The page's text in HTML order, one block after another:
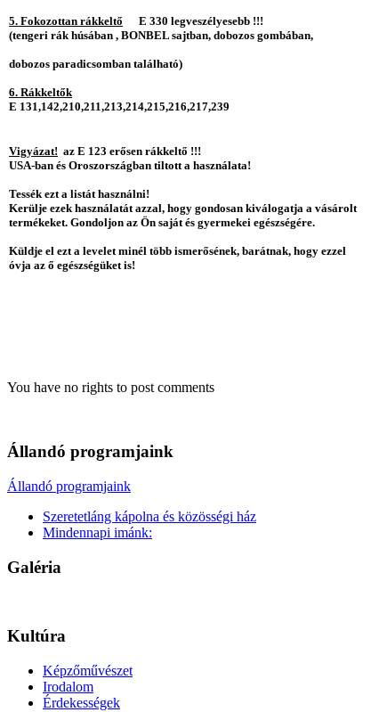
5. Fokozottan rákkeltő E 330 legveszélyesebb !!!
(tengeri rák húsában , BONBEL sajtban, dobozos gombában,
dobozos paradicsomban található)
6. Rákkeltők
E 131,142,210,211,213,214,215,216,217,239
Vigyázat! az E 123 erősen rákkeltő !!!
USA-ban és Oroszországban tiltott a használata!
Tessék ezt a listát használni!
Kerülje ezek használatát azzal, hogy gondosan kiválogatja a vásárolt
termékeket. Gondoljon az Ön saját és gyermekei egészségére.
Küldje el ezt a levelet minél több ismerősének, barátnak, hogy ezzel
óvja az ő egészségüket is!
You have no rights to post comments
Állandó programjaink
Állandó programjaink
Szeretetláng kápolna és közösségi ház
Mindennapi imánk:
Galéria
Kultúra
Képzőművészet
Irodalom
Érdekességek